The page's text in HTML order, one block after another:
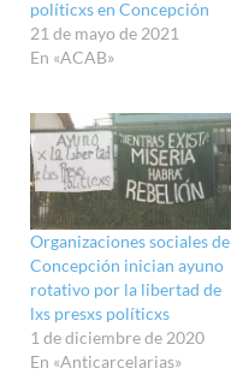
políticxs en Concepción
21 de mayo de 2021
En «ACAB»
Organizaciones sociales de
Concepción inician ayuno
rotativo por la libertad de
lxs presxs políticxs
1 de diciembre de 2020
En «Anticarcelarias»